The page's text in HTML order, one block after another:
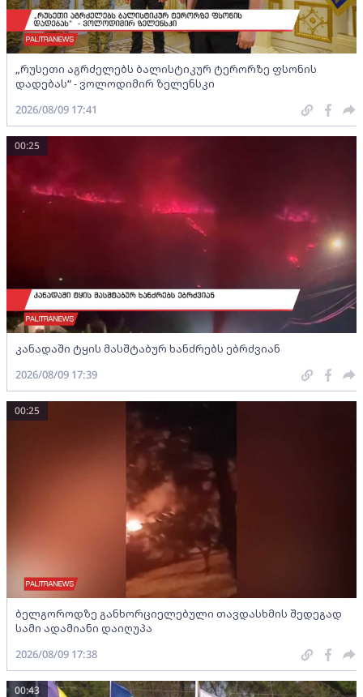
„რუსეთი აგრძელებს ბალისტიკურ ტერორზე ფსონის
დადებას“ - ვოლოდიმირ ზელენსკი
2026/08/09 17:41
კანადაში ტყის მასშტაბურ ხანძრებს ებრძვიან
00:25
2026/08/09 17:39
ბელგოროდზე განხორციელებული თავდასხმის შედეგად
სამი ადამიანი დაიღუპა
00:25
2026/08/09 17:38
00:43